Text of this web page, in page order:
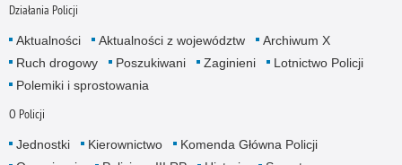
Działania Policji
Aktualności Aktualności z województw
Archiwum X
Ruch drogowy
Poszukiwani Zaginieni
Lotnictwo Policji
Polemiki i sprostowania
O Policji
Jednostki Kierownictwo
Komenda Główna Policji